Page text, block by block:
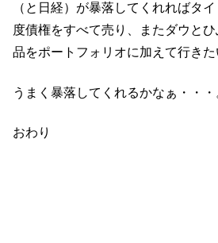
（と日経）が暴落してくれればタ
度債権をすべて売り、またダウと
品をポートフォリオに加えて行きた
うまく暴落してくれるかなぁ・・・
おわり